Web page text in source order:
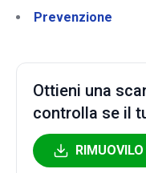
Prevenzione
Ottieni una
controlla se il